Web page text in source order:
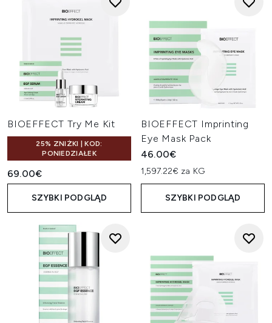
BIOEFFECT Try Me Kit
25% ZNIŻKI | KOD:
PONIEDZIAŁEK
69.00€
SZYBKI PODGLĄD
BIOEFFECT Imprinting
Eye Mask Pack
46.00€
1,597.22€ za KG
SZYBKI PODGLĄD